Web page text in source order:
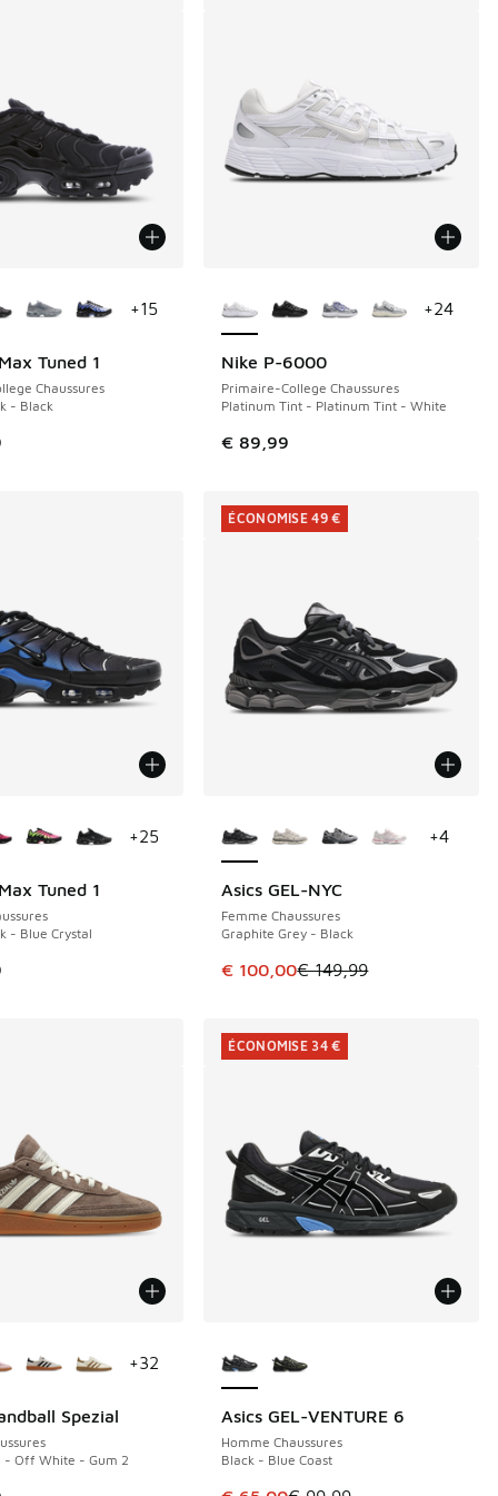
Tuned 1
Chaussures
- Black
+15
Nike P-6000
Primaire-College Chaussures
Platinum Tint - Platinum Tint - White
€ 89,99
+24
Tuned 1
- Blue Crystal
+25
Asics GEL-NYC
Femme Chaussures
Graphite Grey - Black
Cet article est en promotion.
€ 100,00€ 149,99
ÉCONOMISE 49 €
+4
ÉCONOMISE 49 €
Spezial
- Off White - Gum 2
+32
Asics GEL-VENTURE 6
Homme Chaussures
Black - Blue Coast
ÉCONOMISE 34 €
ÉCONOMISE 34 €